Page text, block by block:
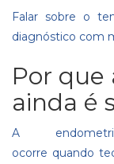
Falar sobre o
diagnóstico com
Por que
ainda é
A
ocorre quando